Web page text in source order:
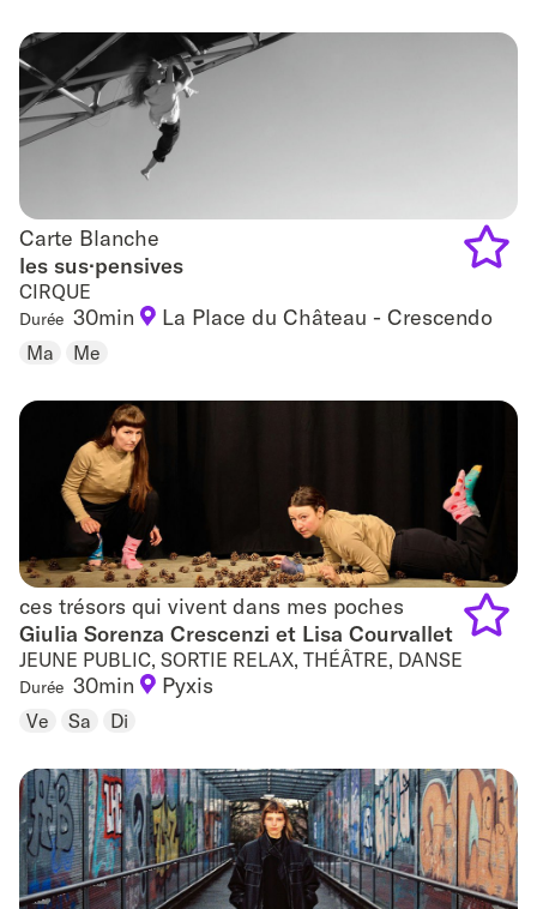
Carte Blanche
Carte Blanche
les sus·pensives
CIRQUE
Durée 30min La Place du Château - Crescendo
Ma Me
ces trésors qui vivent dans mes poches
ces trésors qui vivent dans mes poches
Giulia Sorenza Crescenzi et Lisa Courvallet
JEUNE PUBLIC, SORTIE RELAX, THÉÂTRE, DANSE
Durée 30min Pyxis
Ve Sa Di